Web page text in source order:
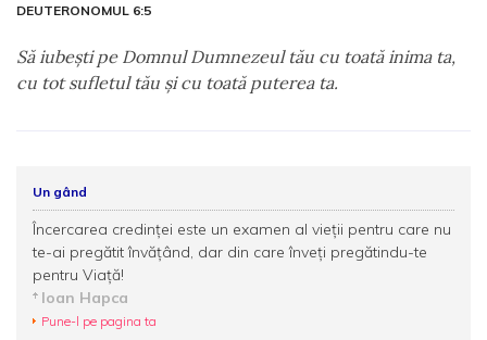
DEUTERONOMUL 6:5
Să iubeşti pe Domnul Dumnezeul tău cu toată inima ta,
cu tot sufletul tău şi cu toată puterea ta.
Un gând
Încercarea credinței este un examen al vieții pentru care nu
te-ai pregătit învățând, dar din care înveți pregătindu-te
pentru Viață!
Ioan Hapca
Pune-l pe pagina ta